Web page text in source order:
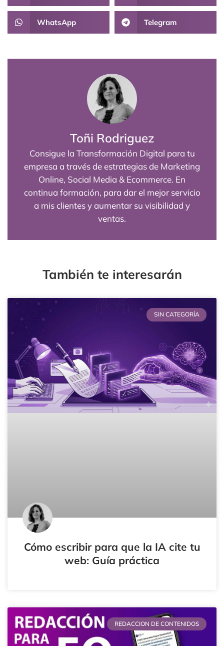
WhatsApp Telegram
Toñi Rodriguez
Consigue la Transformación Digital para tu
empresa a través de estrategias de Marketing
Online, Social Media & Ecommerce. En
continua formación, para dar el mejor servicio
a mis clientes y aumentar su visibilidad y
ventas.
También te interesarán
SIN CATEGORÍA
Cómo escribir para que la IA cite tu
web: Guía práctica
REDACCION DE CONTENIDOS